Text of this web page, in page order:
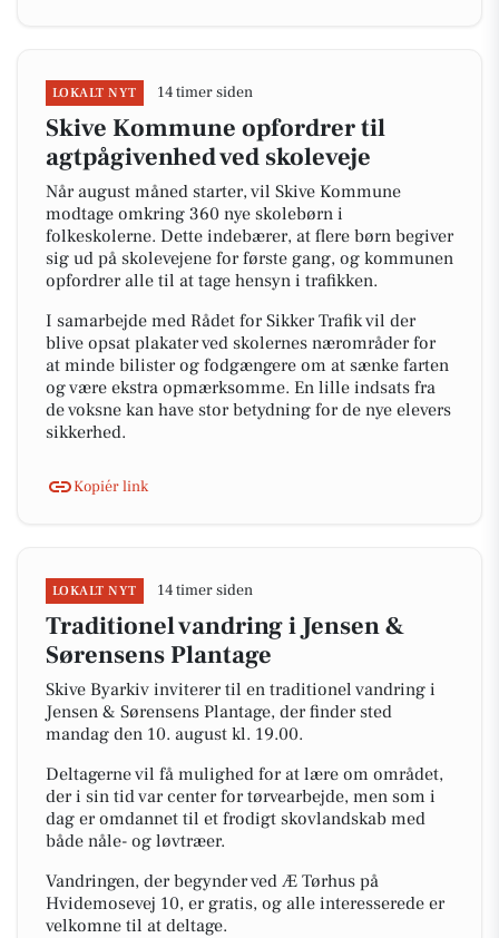
LOKALT NYT 14 timer siden
Skive Kommune opfordrer til
agtpågivenhed ved skoleveje
Når august måned starter, vil Skive Kommune
modtage omkring 360 nye skolebørn i
folkeskolerne. Dette indebærer, at flere børn begiver
sig ud på skolevejene for første gang, og kommunen
opfordrer alle til at tage hensyn i trafikken.
I samarbejde med Rådet for Sikker Trafik vil der
blive opsat plakater ved skolernes nærområder for
at minde bilister og fodgængere om at sænke farten
og være ekstra opmærksomme. En lille indsats fra
de voksne kan have stor betydning for de nye elevers
sikkerhed.
Kopiér link
LOKALT NYT 14 timer siden
Traditionel vandring i Jensen &
Sørensens Plantage
Skive Byarkiv inviterer til en traditionel vandring i
Jensen & Sørensens Plantage, der finder sted
mandag den 10. august kl. 19.00.
Deltagerne vil få mulighed for at lære om området,
der i sin tid var center for tørvearbejde, men som i
dag er omdannet til et frodigt skovlandskab med
både nåle- og løvtræer.
Vandringen, der begynder ved Æ Tørhus på
Hvidemosevej 10, er gratis, og alle interesserede er
velkomne til at deltage.